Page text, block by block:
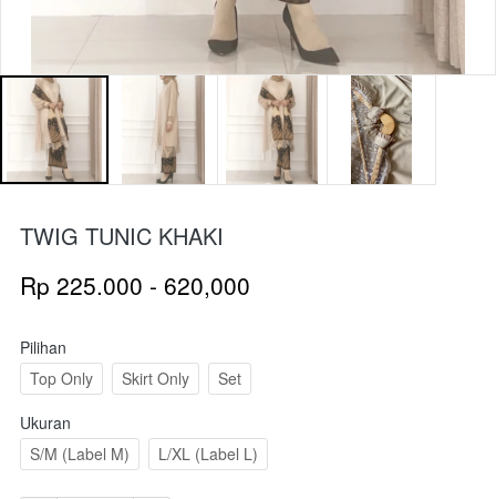
TWIG TUNIC KHAKI
Rp 225.000 - 620,000
Pilihan
Top Only
Skirt Only
Set
Ukuran
S/M (Label M)
L/XL (Label L)